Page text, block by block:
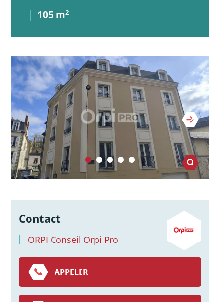
105 m2
Contact
ORPI Conseil Orpi Pro
APPELER